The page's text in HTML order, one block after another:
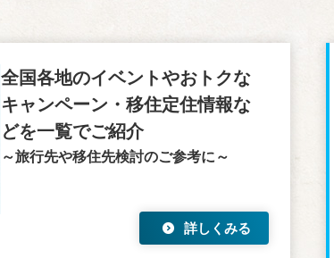
全国各地のイベントやおトクな
キャンペーン・移住定住情報な
どを一覧でご紹介
～旅行先や移住先検討のご参考に～
詳しくみる